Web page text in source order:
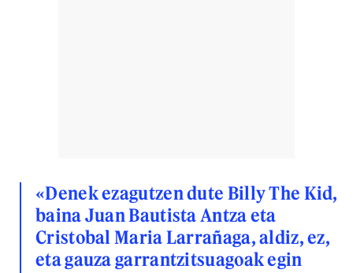
«Denek ezagutzen dute Billy The Kid,
baina Juan Bautista Antza eta
Cristobal Maria Larrañaga, aldiz, ez,
eta gauza garrantzitsuagoak egin